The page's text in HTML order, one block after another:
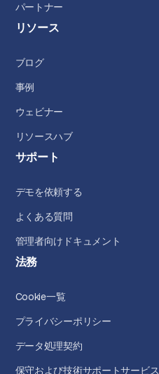
パートナー
リソース
ブログ
事例
ウェビナー
リソースハブ
サポート
デモを依頼する
よくある質問
管理者向けドキュメント
法務
Cookie一覧
プライバシーポリシー
データ処理契約
保守および技術サポートサービス